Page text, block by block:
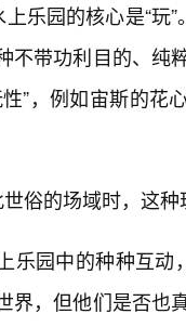
乐园的核心是“玩
带功利目的、纯
”，例如宙斯的花
俗的场域时，这
乐园中的种种互动
界，但他们是否也